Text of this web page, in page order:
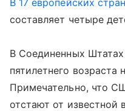
В 17 европейских
составляет четыре
В Соединенных
пятилетнего
Примечательно, что
отстают от